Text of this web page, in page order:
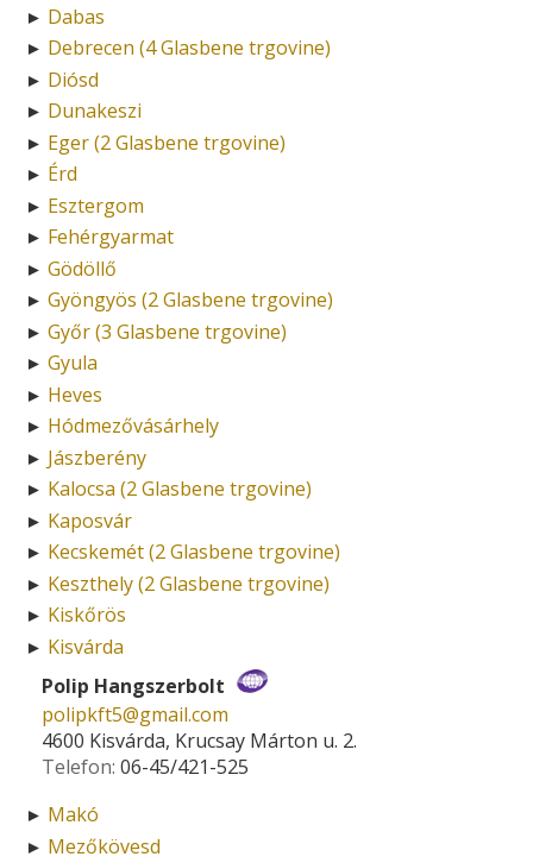
► Dabas
► Debrecen (4 Glasbene trgovine)
► Diósd
► Dunakeszi
► Eger (2 Glasbene trgovine)
► Érd
► Esztergom
► Fehérgyarmat
► Gödöllő
► Gyöngyös (2 Glasbene trgovine)
► Győr (3 Glasbene trgovine)
► Gyula
► Heves
► Hódmezővásárhely
► Jászberény
► Kalocsa (2 Glasbene trgovine)
► Kaposvár
► Kecskemét (2 Glasbene trgovine)
► Keszthely (2 Glasbene trgovine)
► Kiskőrös
► Kisvárda
Polip Hangszerbolt
polipkft5­@­gmail.com
4600 Kisvárda, Krucsay Márton u. 2.
Telefon: 06-45/421-525
► Makó
► Mezőkövesd